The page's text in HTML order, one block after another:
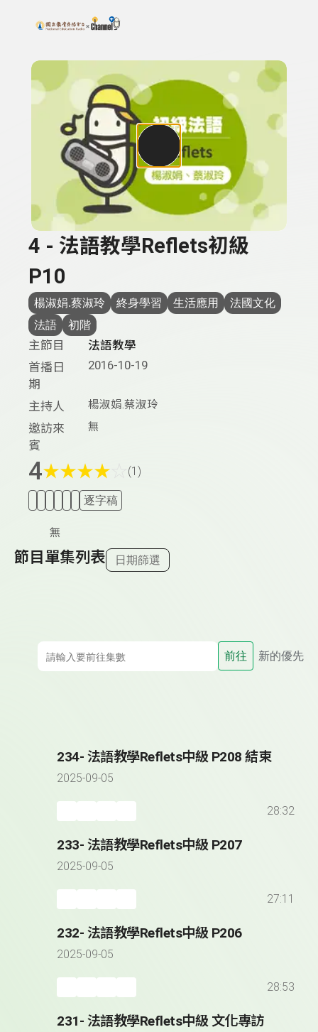
上方功能區塊
搜尋關鍵字：可輸入節目名稱、主持人或關鍵字
4 - 法語教學Reflets初級
P10
楊淑娟.蔡淑玲 終身學習 生活應用
法國文化
法語
初階
主節目
法語教學
首播日
期
2016-10-19
主持人 楊淑娟.蔡淑玲
邀訪來
賓
無
4★★★★ (1)
逐字稿
無
節目單集列表 日期篩選
前往 新的優先
234- 法語教學Reflets中級 P208 結束
2025-09-05
28:32
233- 法語教學Reflets中級 P207
2025-09-05
27:11
232- 法語教學Reflets中級 P206
2025-09-05
28:53
231- 法語教學Reflets中級 文化專訪